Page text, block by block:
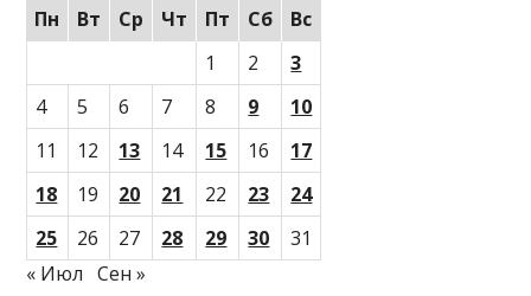
Пн
Вт Ср Чт Пт Сб
Вс
1
2
3
4
5 6 7 8 9
10
11
12 13 14 15 16
17
18
19 20 21 22 23
24
25
26 27 28 29 30
31
« Июл
Сен »